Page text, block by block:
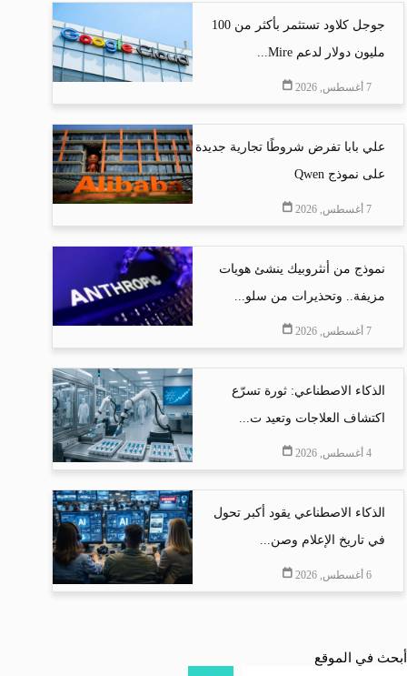
جوجل كلاود تستثمر بأكثر من 100
مليون دولار لدعم Mire...
7 أغسطس, 2026
علي بابا تفرض شروطًا تجارية جديدة
على نموذج Qwen
7 أغسطس, 2026
نموذج من أنثروبيك ينشئ هويات
مزيفة.. وتحذيرات من سلو...
7 أغسطس, 2026
الذكاء الاصطناعي: ثورة تسرّع
اكتشاف العلاجات وتعيد ت...
4 أغسطس, 2026
الذكاء الاصطناعي يقود أكبر تحول
في تاريخ الإعلام وصن...
6 أغسطس, 2026
أبحث في الموقع